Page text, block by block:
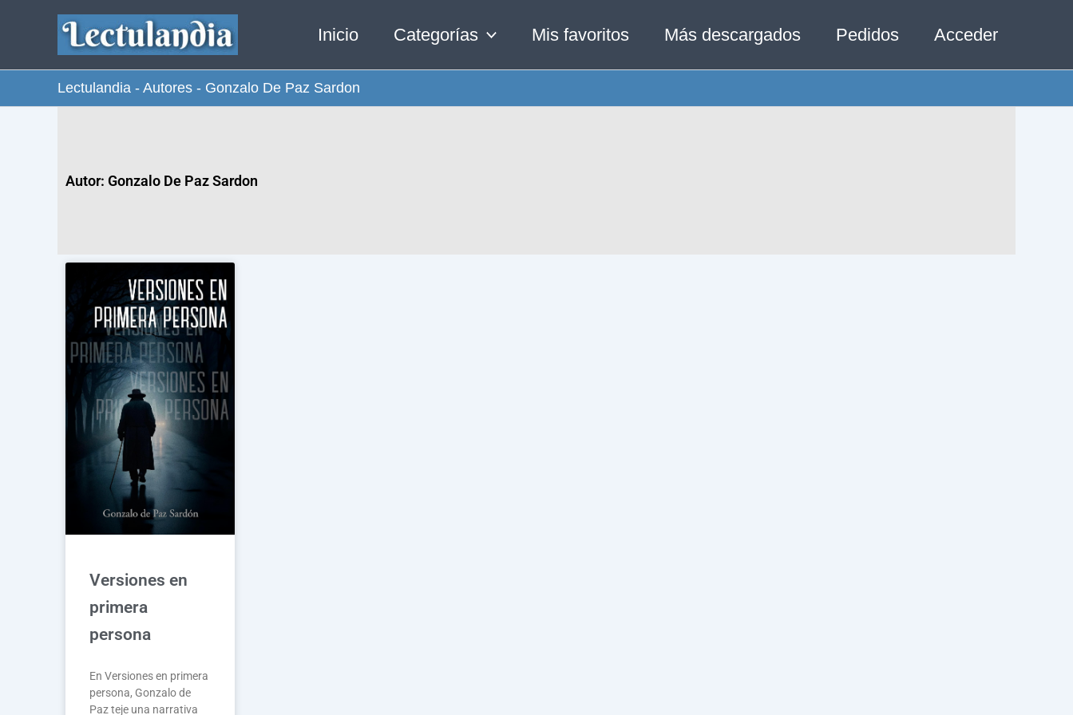
contenido
Inicio Categorías Mis favoritos Más descargados Pedidos Acceder
Lectulandia - Autores - Gonzalo De Paz Sardon
Autor: Gonzalo De Paz Sardon
Versiones en
primera
persona
En Versiones en primera
persona, Gonzalo de
Paz teje una narrativa